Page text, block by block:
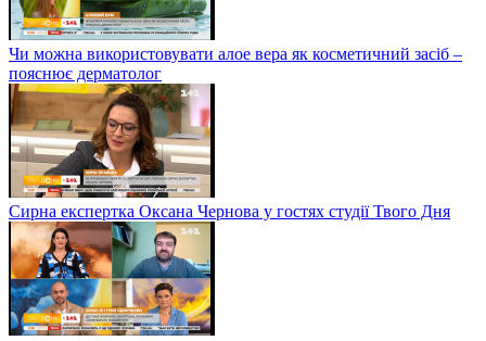
Чи можна використовувати алое вера як косметичний засіб –
пояснює дерматолог
Сирна експертка Оксана Чернова у гостях студії Твого Дня